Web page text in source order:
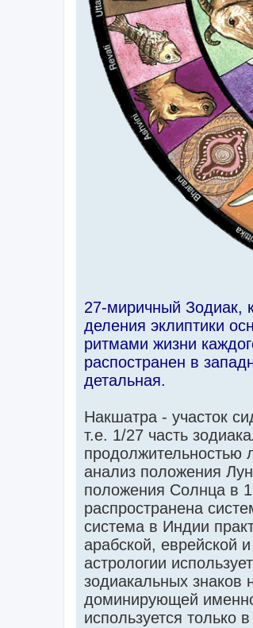
27-миричный Зодиак,
деления эклиптики
ритмами жизни
распостранен в
детальная.
Накшатра - участок
т.е. 1/27 часть
продолжительностью
анализ положения
положения Солнца в
распространена
система в Индии
арабской, еврейской
астрологии
зодиакальных
доминирующей
используется только